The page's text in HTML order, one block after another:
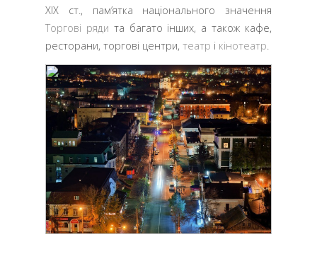
XIX ст., пам’ятка національного значення
Торгові ряди та багато інших, а також кафе,
ресторани, торгові центри, театр і кінотеатр